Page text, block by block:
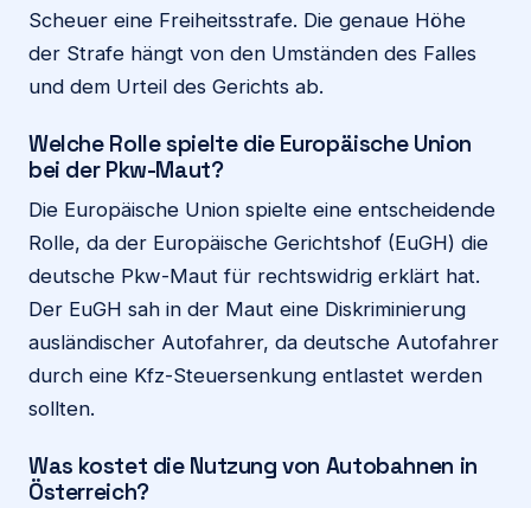
Scheuer eine Freiheitsstrafe. Die genaue Höhe
der Strafe hängt von den Umständen des Falles
und dem Urteil des Gerichts ab.
Welche Rolle spielte die Europäische Union
bei der Pkw-Maut?
Die Europäische Union spielte eine entscheidende
Rolle, da der Europäische Gerichtshof (EuGH) die
deutsche Pkw-Maut für rechtswidrig erklärt hat.
Der EuGH sah in der Maut eine Diskriminierung
ausländischer Autofahrer, da deutsche Autofahrer
durch eine Kfz-Steuersenkung entlastet werden
sollten.
Was kostet die Nutzung von Autobahnen in
Österreich?